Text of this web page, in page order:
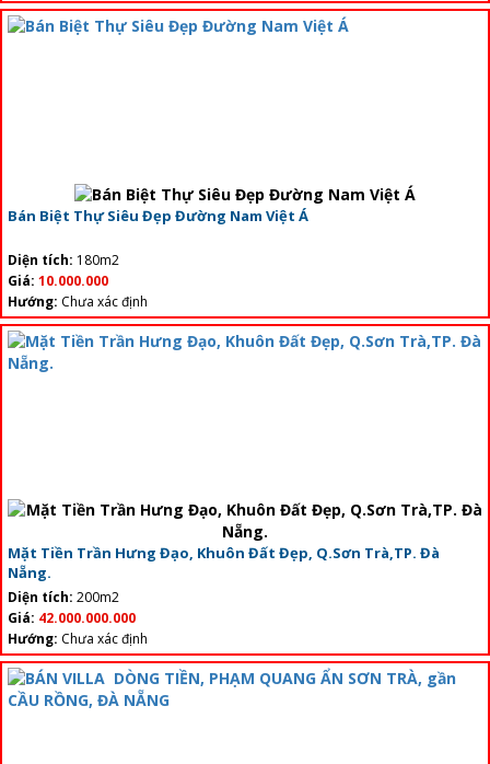
Bán Biệt Thự Siêu Đẹp Đường Nam Việt Á
Diện tích: 180m2
Giá: 10.000.000
Hướng: Chưa xác định
Mặt Tiền Trần Hưng Đạo, Khuôn Đất Đẹp, Q.Sơn Trà,TP. Đà
Nẵng.
Diện tích: 200m2
Giá: 42.000.000.000
Hướng: Chưa xác định